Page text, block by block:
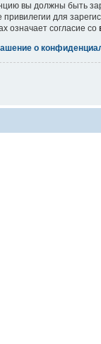
вы должны быть
для
означает согласие со
о